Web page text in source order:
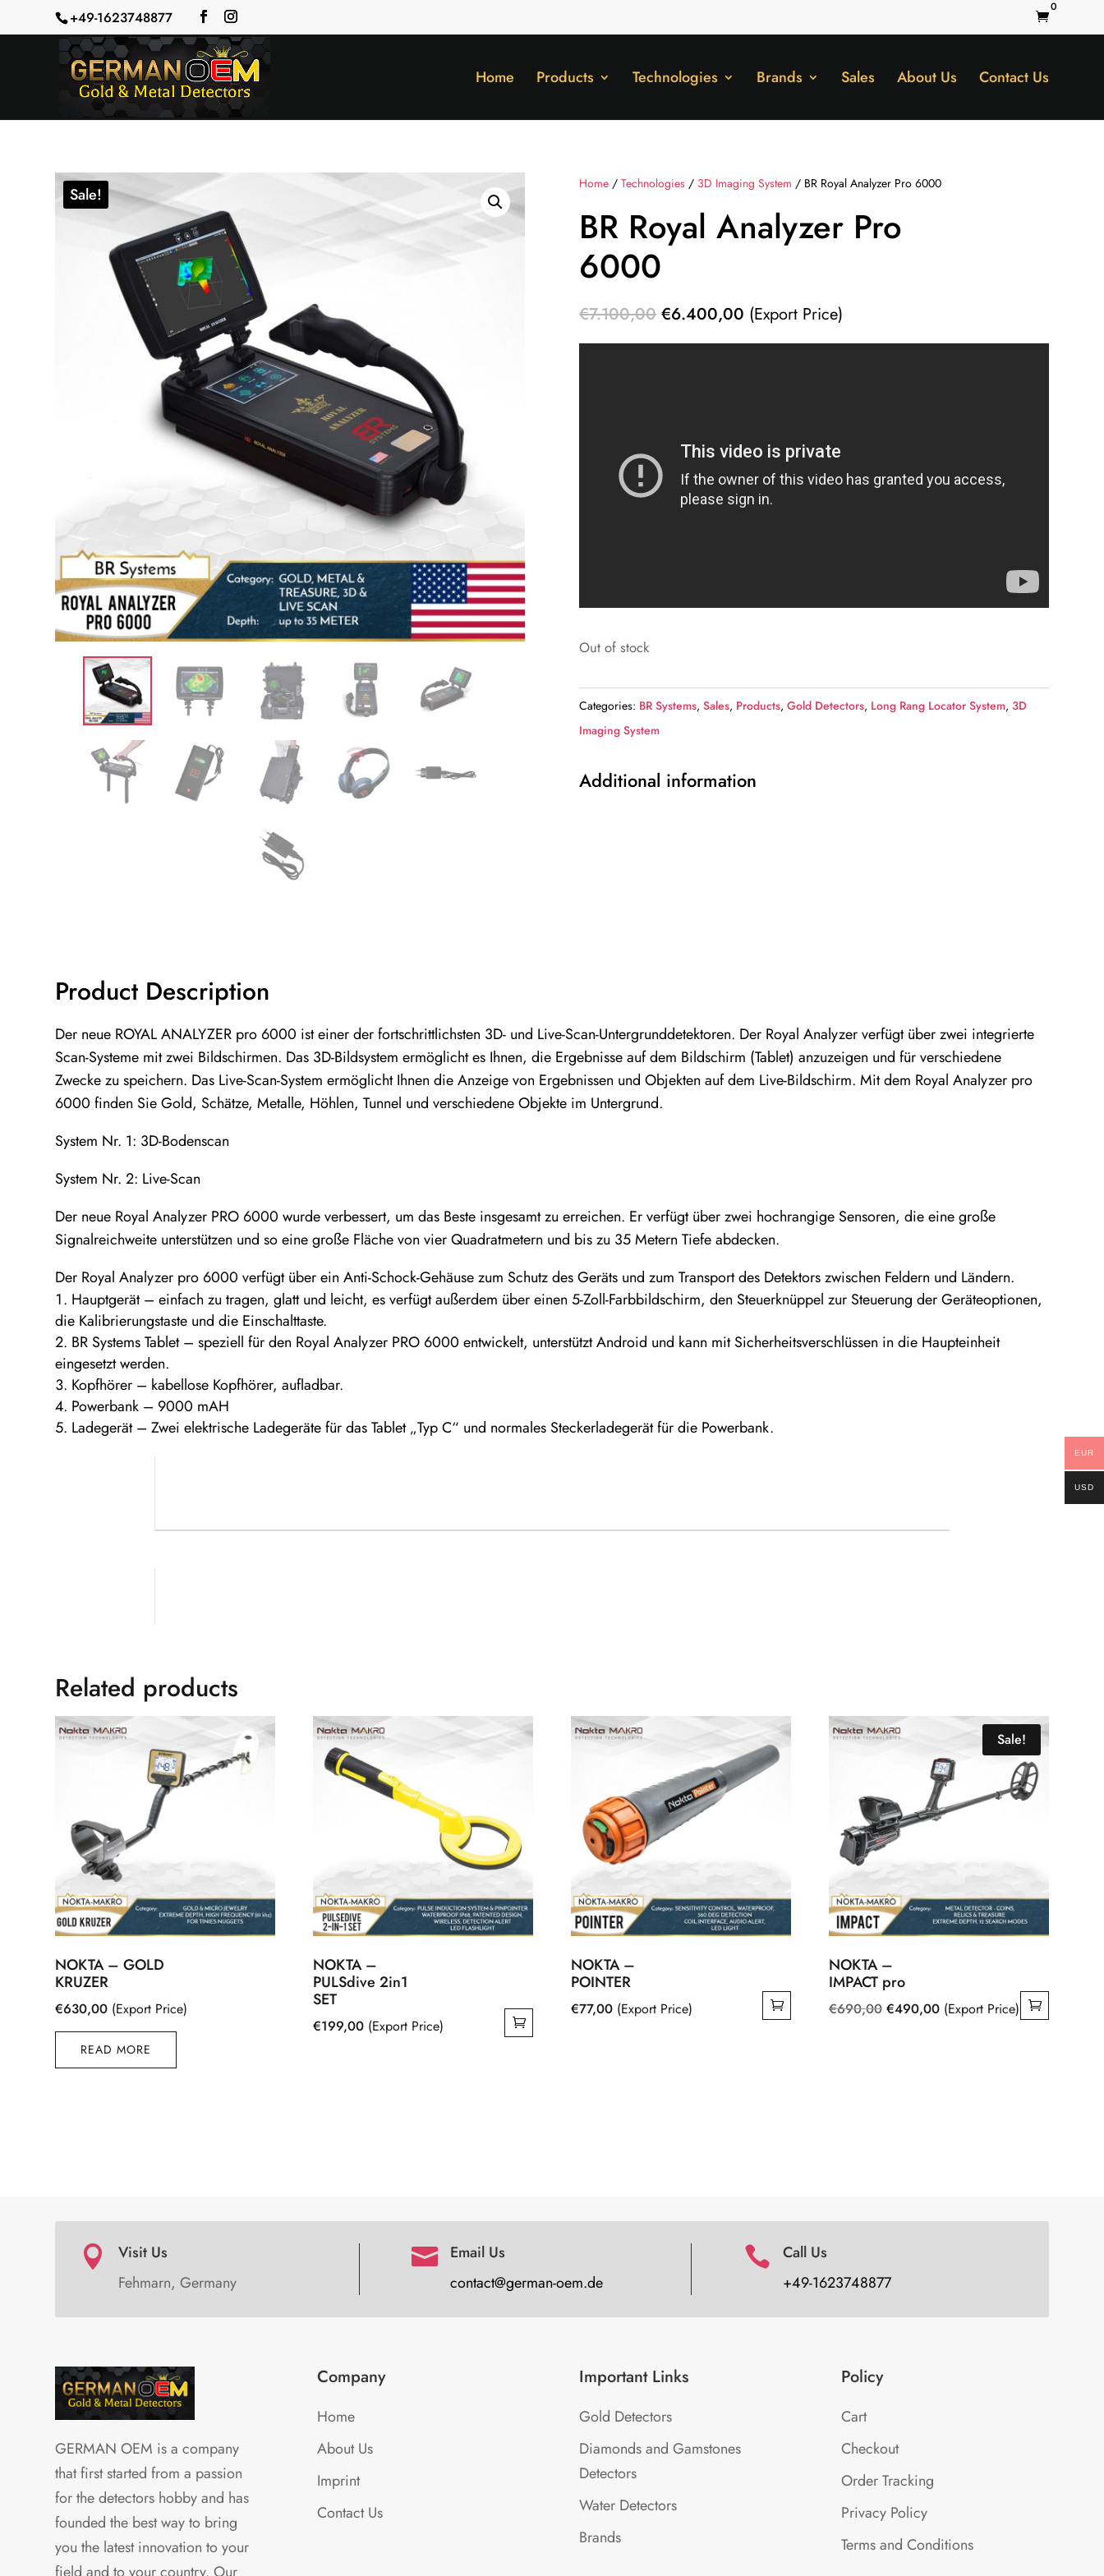
+49-1623748877 
0
Home Products Technologies Brands Sales About Us Contact Us
Sale!
Home /Technologies / 3D Imaging System / BR Royal Analyzer Pro 6000
BR Royal Analyzer Pro
6000
€7.100,00 Original
price
€6.400,00 Current
price
(Export Price)
Out of stock
Categories: BR Systems,Sales, Products,Gold Detectors, Long Rang Locator System,3D
Imaging System
Additional information
Product Description
Der neue ROYAL ANALYZER pro 6000 ist einer der fortschrittlichsten 3D- und Live-Scan-Untergrunddetektoren. Der Royal Analyzer verfügt über zwei integrierte
Scan-Systeme mit zwei Bildschirmen. Das 3D-Bildsystem ermöglicht es Ihnen, die Ergebnisse auf dem Bildschirm (Tablet) anzuzeigen und für verschiedene
Zwecke zu speichern. Das Live-Scan-System ermöglicht Ihnen die Anzeige von Ergebnissen und Objekten auf dem Live-Bildschirm. Mit dem Royal Analyzer pro
6000 finden Sie Gold, Schätze, Metalle, Höhlen, Tunnel und verschiedene Objekte im Untergrund.
System Nr. 1: 3D-Bodenscan
System Nr. 2: Live-Scan
Der neue Royal Analyzer PRO 6000 wurde verbessert, um das Beste insgesamt zu erreichen. Er verfügt über zwei hochrangige Sensoren, die eine große
Signalreichweite unterstützen und so eine große Fläche von vier Quadratmetern und bis zu 35 Metern Tiefe abdecken.
Der Royal Analyzer pro 6000 verfügt über ein Anti-Schock-Gehäuse zum Schutz des Geräts und zum Transport des Detektors zwischen Feldern und Ländern.
Hauptgerät – einfach zu tragen, glatt und leicht, es verfügt außerdem über einen 5-Zoll-Farbbildschirm, den Steuerknüppel zur Steuerung der Geräteoptionen,
die Kalibrierungstaste und die Einschalttaste.
BR Systems Tablet – speziell für den Royal Analyzer PRO 6000 entwickelt, unterstützt Android und kann mit Sicherheitsverschlüssen in die Haupteinheit
eingesetzt werden.
Kopfhörer – kabellose Kopfhörer, aufladbar.
Powerbank – 9000 mAH
Ladegerät – Zwei elektrische Ladegeräte für das Tablet „Typ C“ und normales Steckerladegerät für die Powerbank.
Related products
NOKTA – GOLD
KRUZER
€630,00 (Export Price)
READ MORE
NOKTA –
PULSdive 2in1
SET
€199,00 (Export Price)
NOKTA –
POINTER
€77,00 (Export Price)
Sale!
NOKTA –
IMPACT pro
€690,00 Original
€490,00Current
(Export Price)

Visit Us
Fehmarn, Germany

Email Us
contact@german-oem.de

Call Us
+49-1623748877
GERMAN OEM is a company
that first started from a passion
for the detectors hobby and has
founded the best way to bring
you the latest innovation to your
Company
Home
About Us
Imprint
Contact Us
Important Links
Gold Detectors
Diamonds and Gamstones
Detectors
Water Detectors
Brands
Policy
Cart
Checkout
Order Tracking
Privacy Policy
Terms and Conditions
EUR
USD